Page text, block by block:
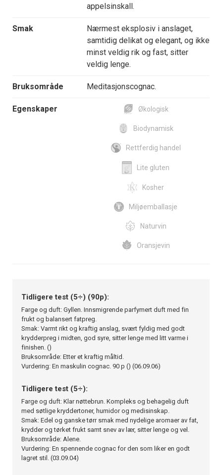
appelsinskall.
Smak
Nærmest eksplosiv i anslaget,
samtidig delikat og elegant, og ikke
minst veldig rik og fast, sitter
veldig lenge.
Bruksområde Meditasjonscognac.
Egenskaper Økologisk
Biodynamisk
Rettferdig handel
Lite gluten
Kosher
Miljøemballasje
Naturvin
Oransjevin
Tidligere test (5÷) (90p):
Farge og duft: Gyllen. Innsmigrende parfymert duft med fin
frukt og balansert fatpreg.
Smak: Varmt rikt og kraftig anslag, svært fyldig med godt
krydderpreg i midten, god syre, sitter lenge med litt varme i
finishen. ()
Bruksområde: Etter et kraftig måltid.
Vurdering: En maskulin cognac. 90 p () (06.09.06)
Tidligere test (5÷):
Farge og duft: Klar nøttebrun. Kompleks og behagelig duft
med søtlige kryddertoner, humidor og medisinskap.
Smak: Edel og ganske tørr smak med nydelige aromaer av fat,
krydder og tørket frukt samt snev av lær, sitter lenge og vel.
Bruksområde: Alene.
Vurdering: En spennende cognac for den som liker en godt
lagret stil. (03.09.04)